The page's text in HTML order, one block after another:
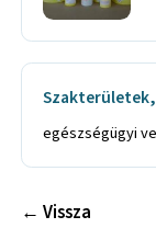
egészségügyi
← Vissza